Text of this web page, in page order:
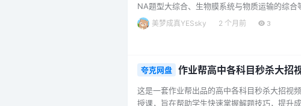
NA题型大综合、生物膜系统与物质运输的综
素等难点进行深入剖析。 课程特色鲜明，提
巩固所学。同时，课程配备详细的答案解析，
美梦成真YESsky 2 个月前 3
夸克网盘 作业帮高中各科目秒杀大招
这是一套作业帮出品的高中各科目秒杀大招视
授课，旨在帮助学生快速掌握解题技巧，提升